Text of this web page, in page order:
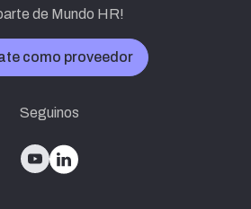
de Mundo HR!
como proveedor
Seguinos